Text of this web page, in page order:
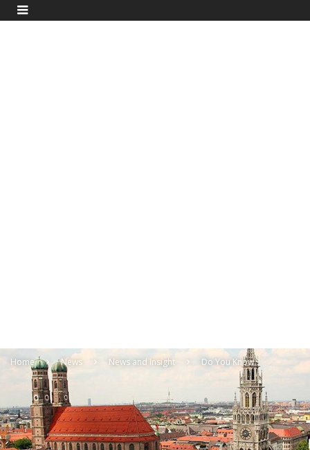
Home News News and Insight Do You Know ?